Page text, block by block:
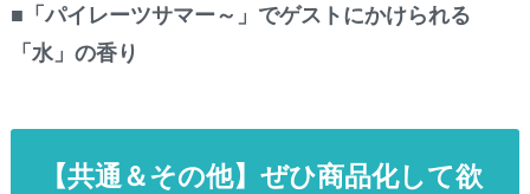
■「パイレーツサマー～」でゲストにかけられる
「水」の香り
【共通＆その他】ぜひ商品化して欲